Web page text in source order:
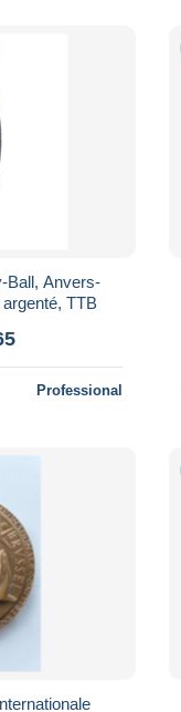
Ball, Anvers-
TTB
Professional